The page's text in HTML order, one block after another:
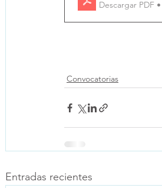
Descargar PDF
Convocatorias
Entradas recientes